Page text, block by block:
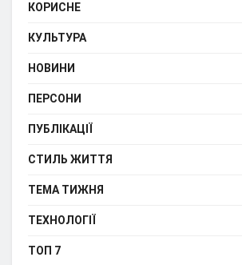
КОРИСНЕ
КУЛЬТУРА
НОВИНИ
ПЕРСОНИ
ПУБЛІКАЦІЇ
СТИЛЬ ЖИТТЯ
ТЕМА ТИЖНЯ
ТЕХНОЛОГІЇ
ТОП 7